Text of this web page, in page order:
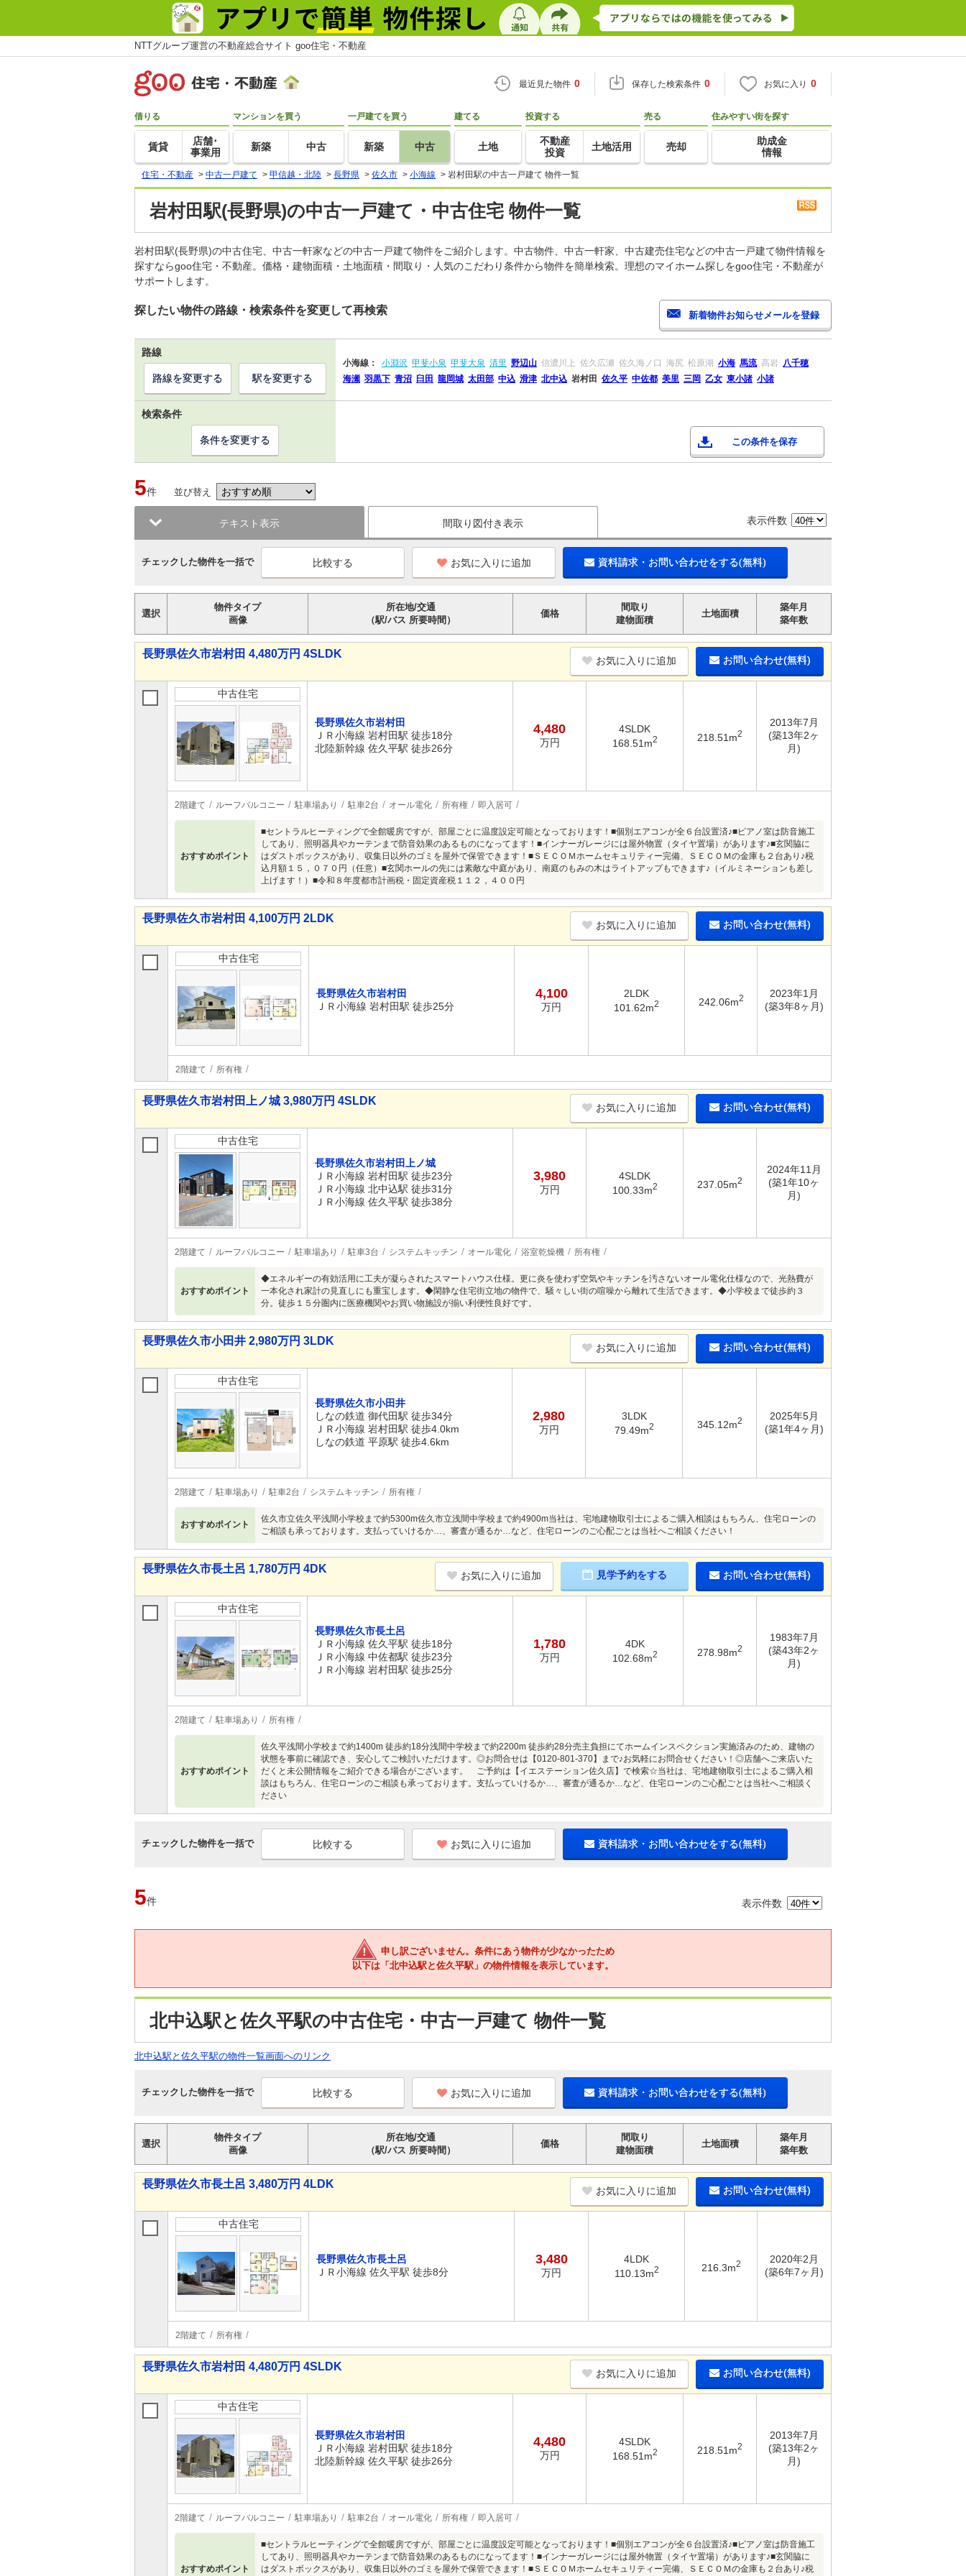
NTTグループ運営の不動産総合サイト goo住宅・不動産
最近見た物件 0 保存した検索条件 0 お気に入り 0
借りる
賃貸
店舗･
事業用
マンションを買う
新築 中古
一戸建てを買う
新築 中古
建てる
土地
投資する
不動産
投資
土地活用
売る
売却
住みやすい街を探す
助成金
情報
住宅・不動産 > 中古一戸建て > 甲信越・北陸 > 長野県 > 佐久市 > 小海線 > 岩村田駅の中古一戸建て 物件一覧
岩村田駅(長野県)の中古一戸建て・中古住宅 物件一覧
岩村田駅(長野県)の中古住宅、中古一軒家などの中古一戸建て物件をご紹介します。中古物件、中古一軒家、中古建売住宅などの中古一戸建て物件情報を
探すならgoo住宅・不動産。価格・建物面積・土地面積・間取り・人気のこだわり条件から物件を簡単検索。理想のマイホーム探しをgoo住宅・不動産が
サポートします。
探したい物件の路線・検索条件を変更して再検索
路線
小海線： 小淵沢 甲斐小泉 甲斐大泉 清里 野辺山 信濃川上 佐久広瀬 佐久海ノ口 海尻 松原湖 小海 馬流 高岩 八千穂
海瀬 羽黒下 青沼 臼田 龍岡城 太田部 中込 滑津 北中込 岩村田 佐久平 中佐都 美里 三岡 乙女 東小諸 小諸
路線を変更する 駅を変更する
検索条件
この条件を保存
条件を変更する
5件 並び替え
テキスト表示 間取り図付き表示 表示件数
チェックした物件を一括で お気に入りに追加 資料請求・お問い合わせをする(無料)
選択
物件タイプ
画像
所在地/交通
（駅/バス 所要時間）
価格
間取り
建物面積
土地面積
築年月
築年数
長野県佐久市岩村田 4,480万円 4SLDK
お気に入りに追加 お問い合わせ(無料)
中古住宅
長野県佐久市岩村田
ＪＲ小海線 岩村田駅 徒歩18分
北陸新幹線 佐久平駅 徒歩26分
4,480
万円
4SLDK
168.51m2 218.51m2
2013年7月
(築13年2ヶ
月)
2階建て ルーフバルコニー 駐車場あり 駐車2台 オール電化 所有権 即入居可
おすすめポイント
■セントラルヒーティングで全館暖房ですが、部屋ごとに温度設定可能となっております！■個別エアコンが全６台設置済♪■ピアノ室は防音施工
してあり、照明器具やカーテンまで防音効果のあるものになってます！■インナーガレージには屋外物置（タイヤ置場）があります♪■玄関脇に
はダストボックスがあり、収集日以外のゴミを屋外で保管できます！■ＳＥＣＯＭホームセキュリティー完備、ＳＥＣＯＭの金庫も２台あり♪税
込月額１５，０７０円（任意）■玄関ホールの先には素敵な中庭があり、南庭のもみの木はライトアップもできます♪（イルミネーションも差し
上げます！）■令和８年度都市計画税・固定資産税１１２，４００円
長野県佐久市岩村田 4,100万円 2LDK
お気に入りに追加 お問い合わせ(無料)
中古住宅
長野県佐久市岩村田
ＪＲ小海線 岩村田駅 徒歩25分
4,100
万円
2LDK
101.62m2 242.06m2
2023年1月
(築3年8ヶ月)
2階建て 所有権
長野県佐久市岩村田上ノ城 3,980万円 4SLDK
お気に入りに追加 お問い合わせ(無料)
中古住宅
長野県佐久市岩村田上ノ城
ＪＲ小海線 岩村田駅 徒歩23分
ＪＲ小海線 北中込駅 徒歩31分
ＪＲ小海線 佐久平駅 徒歩38分
3,980
万円
4SLDK
100.33m2 237.05m2
2024年11月
(築1年10ヶ
月)
2階建て ルーフバルコニー 駐車場あり 駐車3台 システムキッチン オール電化 浴室乾燥機 所有権
おすすめポイント
◆エネルギーの有効活用に工夫が凝らされたスマートハウス仕様。更に炎を使わず空気やキッチンを汚さないオール電化仕様なので、光熱費が
一本化され家計の見直しにも重宝します。◆閑静な住宅街立地の物件で、騒々しい街の喧噪から離れて生活できます。◆小学校まで徒歩約３
分。徒歩１５分圏内に医療機関やお買い物施設が揃い利便性良好です。
長野県佐久市小田井 2,980万円 3LDK
お気に入りに追加 お問い合わせ(無料)
中古住宅
長野県佐久市小田井
しなの鉄道 御代田駅 徒歩34分
ＪＲ小海線 岩村田駅 徒歩4.0km
しなの鉄道 平原駅 徒歩4.6km
2,980
万円
3LDK
79.49m2 345.12m2
2025年5月
(築1年4ヶ月)
2階建て 駐車場あり 駐車2台 システムキッチン 所有権
おすすめポイント
佐久市立佐久平浅間小学校まで約5300m佐久市立浅間中学校まで約4900m当社は、宅地建物取引士によるご購入相談はもちろん、住宅ローンの
ご相談も承っております。支払っていけるか…、審査が通るか…など、住宅ローンのご心配ごとは当社へご相談ください！
長野県佐久市長土呂 1,780万円 4DK
お気に入りに追加 見学予約をする お問い合わせ(無料)
中古住宅
長野県佐久市長土呂
ＪＲ小海線 佐久平駅 徒歩18分
ＪＲ小海線 中佐都駅 徒歩23分
ＪＲ小海線 岩村田駅 徒歩25分
1,780
万円
4DK
102.68m2 278.98m2
1983年7月
(築43年2ヶ
月)
2階建て 駐車場あり 所有権
おすすめポイント
佐久平浅間小学校まで約1400m 徒歩約18分浅間中学校まで約2200m 徒歩約28分売主負担にてホームインスペクション実施済みのため、建物の
状態を事前に確認でき、安心してご検討いただけます。◎お問合せは【0120-801-370】まで♪お気軽にお問合せください！◎店舗へご来店いた
だくと未公開情報をご紹介できる場合がございます。 ご予約は【イエステーション佐久店】で検索☆当社は、宅地建物取引士によるご購入相
談はもちろん、住宅ローンのご相談も承っております。支払っていけるか…、審査が通るか…など、住宅ローンのご心配ごとは当社へご相談く
ださい
チェックした物件を一括で お気に入りに追加 資料請求・お問い合わせをする(無料)
5件 表示件数
申し訳ございません。条件にあう物件が少なかったため
以下は「北中込駅と佐久平駅」の物件情報を表示しています。
北中込駅と佐久平駅の中古住宅・中古一戸建て 物件一覧
北中込駅と佐久平駅の物件一覧画面へのリンク
チェックした物件を一括で お気に入りに追加 資料請求・お問い合わせをする(無料)
選択
物件タイプ
画像
所在地/交通
（駅/バス 所要時間）
価格
間取り
建物面積
土地面積
築年月
築年数
長野県佐久市長土呂 3,480万円 4LDK
お気に入りに追加 お問い合わせ(無料)
中古住宅
長野県佐久市長土呂
ＪＲ小海線 佐久平駅 徒歩8分
3,480
万円
4LDK
110.13m2 216.3m2
2020年2月
(築6年7ヶ月)
2階建て 所有権
長野県佐久市岩村田 4,480万円 4SLDK
お気に入りに追加 お問い合わせ(無料)
中古住宅
長野県佐久市岩村田
ＪＲ小海線 岩村田駅 徒歩18分
北陸新幹線 佐久平駅 徒歩26分
4,480
万円
4SLDK
168.51m2 218.51m2
2013年7月
(築13年2ヶ
月)
2階建て ルーフバルコニー 駐車場あり 駐車2台 オール電化 所有権 即入居可
おすすめポイント
■セントラルヒーティングで全館暖房ですが、部屋ごとに温度設定可能となっております！■個別エアコンが全６台設置済♪■ピアノ室は防音施工
してあり、照明器具やカーテンまで防音効果のあるものになってます！■インナーガレージには屋外物置（タイヤ置場）があります♪■玄関脇に
はダストボックスがあり、収集日以外のゴミを屋外で保管できます！■ＳＥＣＯＭホームセキュリティー完備、ＳＥＣＯＭの金庫も２台あり♪税